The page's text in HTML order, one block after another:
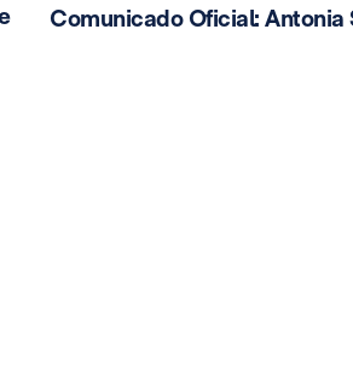
Comunicado Oficial: Antonia